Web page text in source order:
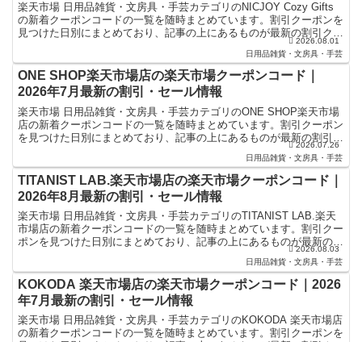
楽天市場 日用品雑貨・文房具・手芸カテゴリのNICJOY Cozy Gifts
の新着クーポンコードの一覧を随時まとめています。割引クーポンを
見つけた日別にまとめており、記事の上にあるものが最新の割引クー
2026.08.01
日用品雑貨・文房具・手芸
ONE SHOP楽天市場店の楽天市場クーポンコード｜
2026年7月最新の割引・セール情報
楽天市場 日用品雑貨・文房具・手芸カテゴリのONE SHOP楽天市場
店の新着クーポンコードの一覧を随時まとめています。割引クーポン
を見つけた日別にまとめており、記事の上にあるものが最新の割引ク
2026.07.26
日用品雑貨・文房具・手芸
TITANIST LAB.楽天市場店の楽天市場クーポンコード｜
2026年8月最新の割引・セール情報
楽天市場 日用品雑貨・文房具・手芸カテゴリのTITANIST LAB.楽天
市場店の新着クーポンコードの一覧を随時まとめています。割引クー
ポンを見つけた日別にまとめており、記事の上にあるものが最新の割
2026.08.03
日用品雑貨・文房具・手芸
KOKODA 楽天市場店の楽天市場クーポンコード｜2026
年7月最新の割引・セール情報
楽天市場 日用品雑貨・文房具・手芸カテゴリのKOKODA 楽天市場店
の新着クーポンコードの一覧を随時まとめています。割引クーポンを